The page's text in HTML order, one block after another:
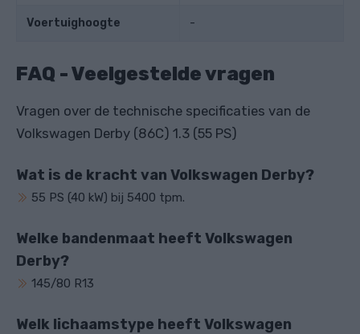
Voertuighoogte -
FAQ - Veelgestelde vragen
Vragen over de technische specificaties van de
Volkswagen Derby (86C) 1.3 (55 PS)
Wat is de kracht van Volkswagen Derby?
55 PS (40 kW) bij 5400 tpm.
Welke bandenmaat heeft Volkswagen
Derby?
145/80 R13
Welk lichaamstype heeft Volkswagen